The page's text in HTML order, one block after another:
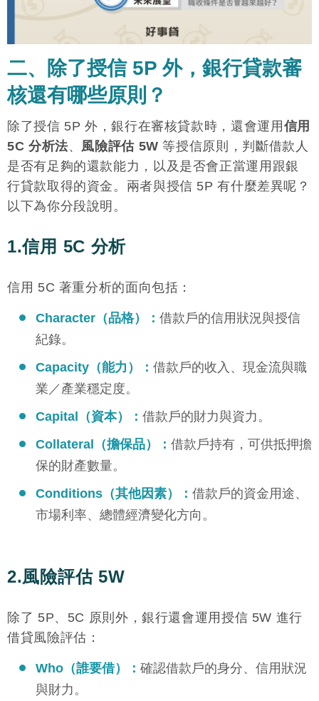
二、除了授信 5P 外，銀行貸款審
核還有哪些原則？
除了授信 5P 外，銀行在審核貸款時，還會運用 信用
5C 分析法、 風險評估 5W 等授信原則，判斷借款人
是否有足夠的還款能力，以及是否會正當運用跟銀
行貸款取得的資金。兩者與授信 5P 有什麼差異呢？
以下為你分段說明。
1.信用 5C 分析
信用 5C 著重分析的面向包括：
Character（品格）： 借款戶的信用狀況與授信
紀錄。
Capacity（能力）： 借款戶的收入、現金流與職
業／產業穩定度。
Capital（資本）： 借款戶的財力與資力。
Collateral（擔保品）： 借款戶持有，可供抵押擔
保的財產數量。
Conditions（其他因素）： 借款戶的資金用途、
市場利率、總體經濟變化方向。
2.風險評估 5W
除了 5P、5C 原則外，銀行還會運用授信 5W 進行
借貸風險評估：
Who（誰要借）： 確認借款戶的身分、信用狀況
與財力。